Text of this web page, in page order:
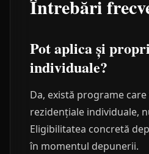
Întrebări
Pot aplica și
individuale?
Da, există programe
rezidențiale individuale,
Eligibilitatea concretă
în momentul depunerii.